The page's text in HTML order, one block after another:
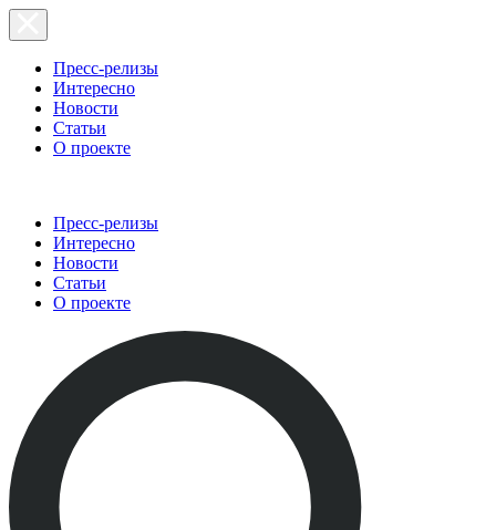
Пресс-релизы
Интересно
Новости
Статьи
О проекте
Пресс-релизы
Интересно
Новости
Статьи
О проекте